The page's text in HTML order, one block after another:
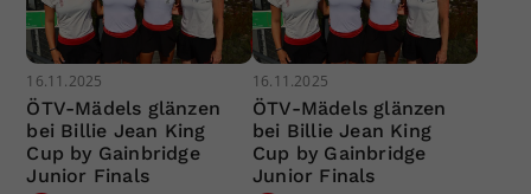
16.11.2025
ÖTV-Mädels glänzen
bei Billie Jean King
Cup by Gainbridge
Junior Finals
16.11.2025
ÖTV-Mädels glänzen
bei Billie Jean King
Cup by Gainbridge
Junior Finals